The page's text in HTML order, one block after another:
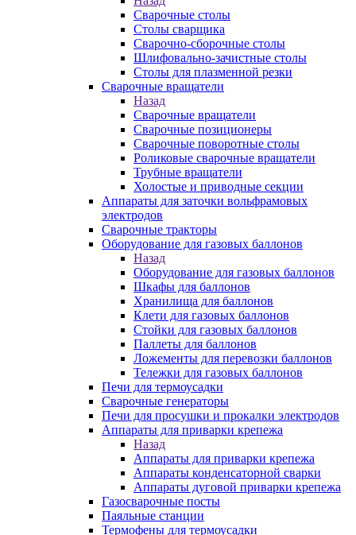
Сварочные столы
Столы сварщика
Сварочно-сборочные столы
Шлифовально-зачистные столы
Столы для плазменной резки
Сварочные вращатели
Назад
Сварочные вращатели
Сварочные позиционеры
Сварочные поворотные столы
Роликовые сварочные вращатели
Трубные вращатели
Холостые и приводные секции
Аппараты для заточки вольфрамовых
электродов
Сварочные тракторы
Оборудование для газовых баллонов
Назад
Оборудование для газовых баллонов
Шкафы для баллонов
Хранилища для баллонов
Клети для газовых баллонов
Стойки для газовых баллонов
Паллеты для баллонов
Ложементы для перевозки баллонов
Тележки для газовых баллонов
Печи для термоусадки
Сварочные генераторы
Печи для просушки и прокалки электродов
Аппараты для приварки крепежа
Назад
Аппараты для приварки крепежа
Аппараты конденсаторной сварки
Аппараты дуговой приварки крепежа
Газосварочные посты
Паяльные станции
Термофены для термоусадки